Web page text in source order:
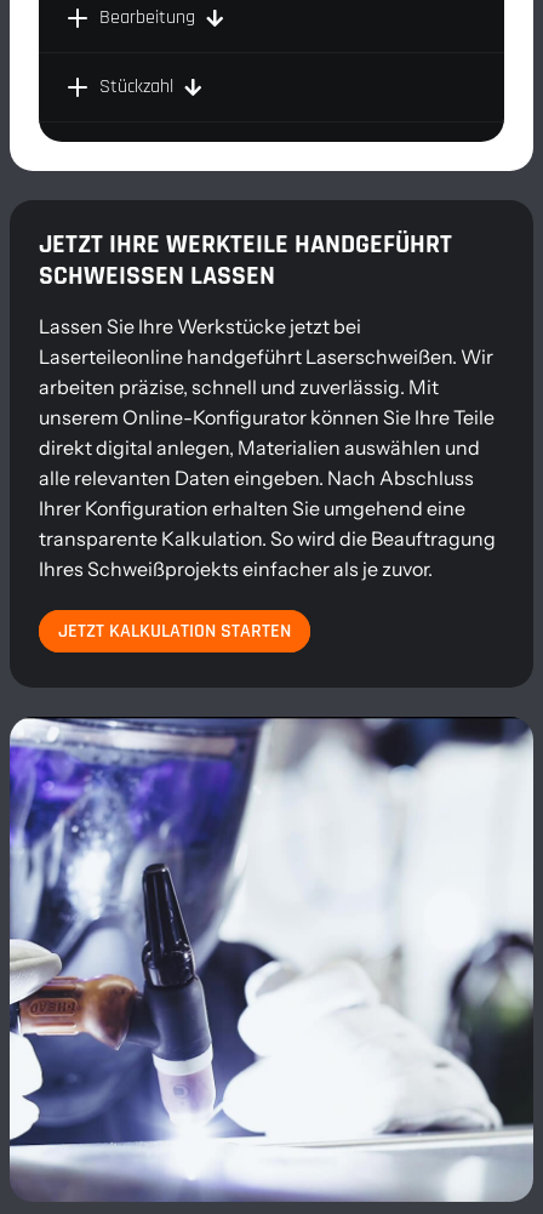
Bearbeitung
Stückzahl
JETZT IHRE WERKTEILE HANDGEFÜHRT
SCHWEISSEN LASSEN
Lassen Sie Ihre Werkstücke jetzt bei
Laserteileonline handgeführt Laserschweißen. Wir
arbeiten präzise, schnell und zuverlässig. Mit
unserem Online-Konfigurator können Sie Ihre Teile
direkt digital anlegen, Materialien auswählen und
alle relevanten Daten eingeben. Nach Abschluss
Ihrer Konfiguration erhalten Sie umgehend eine
transparente Kalkulation. So wird die Beauftragung
Ihres Schweißprojekts einfacher als je zuvor.
JETZT KALKULATION STARTEN